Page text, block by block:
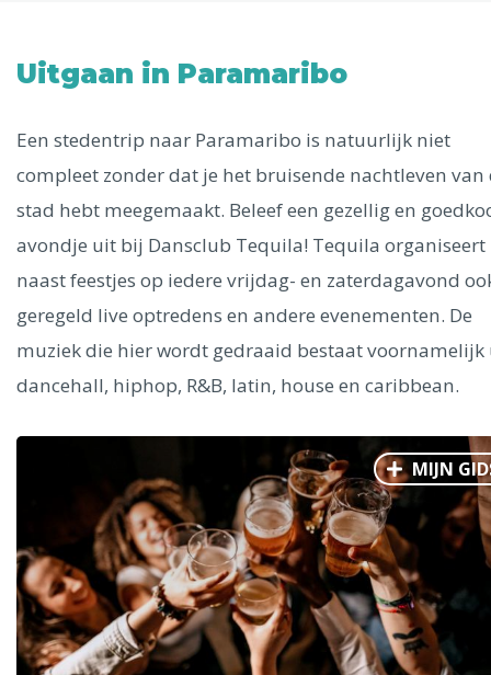
Phoenix
Dresden
Ålesund
Parijs Tokio Amsterdam Barcelona Dubai
Milaan
Singapore
Rome Berlijn Mechelen Venetië
Florence
Dublin
Hong Kong München Wenen Budapest
Uitgaan in Paramaribo
Een stedentrip naar Paramaribo is natuurlijk niet
compleet zonder dat je het bruisende nachtleven van
stad hebt meegemaakt. Beleef een gezellig en
avondje uit bij Dansclub Tequila! Tequila organiseert
naast feestjes op iedere vrijdag- en zaterdagavond
geregeld live optredens en andere evenementen. De
muziek die hier wordt gedraaid bestaat voornamelijk
dancehall, hiphop, R&B, latin, house en caribbean.
MIJN